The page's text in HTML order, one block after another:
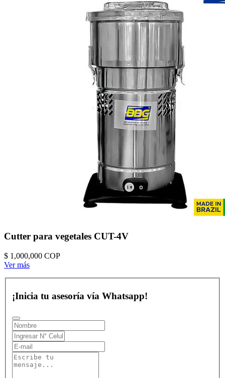
Cutter para vegetales CUT-4V
$ 1,000,000 COP
Ver más
¡Inicia tu asesoría vía Whatsapp!